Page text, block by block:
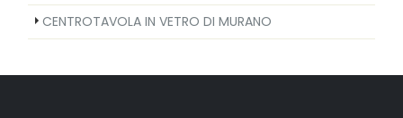
CENTROTAVOLA IN VETRO DI MURANO